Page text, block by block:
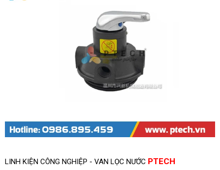
LINH KIỆN CÔNG NGHIỆP - VAN LỌC NƯỚC PTECH